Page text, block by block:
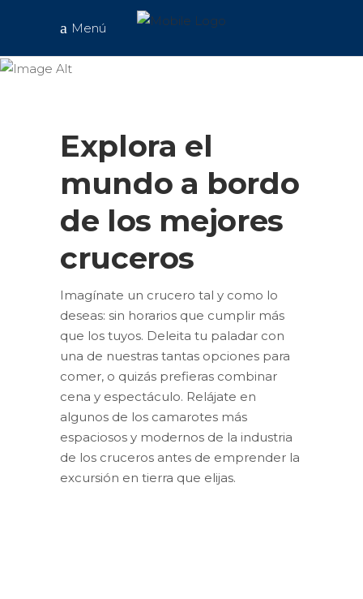
Menú
Cruceros
Explora el
mundo a bordo
de los mejores
cruceros
Imagínate un crucero tal y como lo
deseas: sin horarios que cumplir más
que los tuyos. Deleita tu paladar con
una de nuestras tantas opciones para
comer, o quizás prefieras combinar
cena y espectáculo. Relájate en
algunos de los camarotes más
espaciosos y modernos de la industria
de los cruceros antes de emprender la
excursión en tierra que elijas.
Costa Cruceros
https://www.youtube.com/watch?
v=VYqZ2lagkzU Una nueva
manera de viajar Nuestro
Royal Caribbean
https://www.youtube.com/watch?